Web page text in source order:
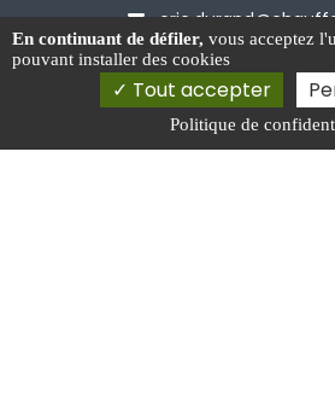
En continuant de défiler, vous acceptez
pouvant installer des cookies
Tout accepter
Politique de